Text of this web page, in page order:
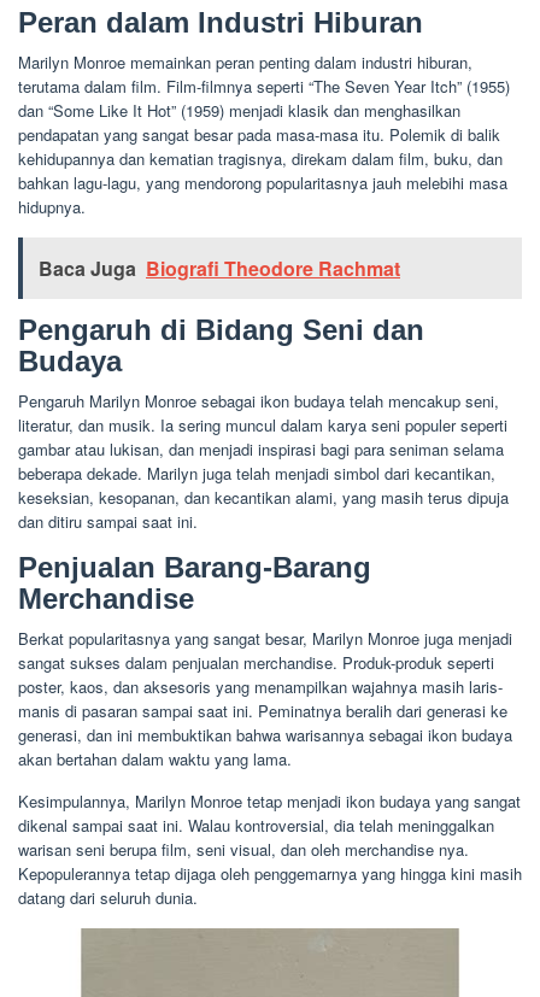
Peran dalam Industri Hiburan
Marilyn Monroe memainkan peran penting dalam industri hiburan,
terutama dalam film. Film-filmnya seperti “The Seven Year Itch” (1955)
dan “Some Like It Hot” (1959) menjadi klasik dan menghasilkan
pendapatan yang sangat besar pada masa-masa itu. Polemik di balik
kehidupannya dan kematian tragisnya, direkam dalam film, buku, dan
bahkan lagu-lagu, yang mendorong popularitasnya jauh melebihi masa
hidupnya.
Baca Juga Biografi Theodore Rachmat
Pengaruh di Bidang Seni dan
Budaya
Pengaruh Marilyn Monroe sebagai ikon budaya telah mencakup seni,
literatur, dan musik. Ia sering muncul dalam karya seni populer seperti
gambar atau lukisan, dan menjadi inspirasi bagi para seniman selama
beberapa dekade. Marilyn juga telah menjadi simbol dari kecantikan,
keseksian, kesopanan, dan kecantikan alami, yang masih terus dipuja
dan ditiru sampai saat ini.
Penjualan Barang-Barang
Merchandise
Berkat popularitasnya yang sangat besar, Marilyn Monroe juga menjadi
sangat sukses dalam penjualan merchandise. Produk-produk seperti
poster, kaos, dan aksesoris yang menampilkan wajahnya masih laris-
manis di pasaran sampai saat ini. Peminatnya beralih dari generasi ke
generasi, dan ini membuktikan bahwa warisannya sebagai ikon budaya
akan bertahan dalam waktu yang lama.
Kesimpulannya, Marilyn Monroe tetap menjadi ikon budaya yang sangat
dikenal sampai saat ini. Walau kontroversial, dia telah meninggalkan
warisan seni berupa film, seni visual, dan oleh merchandise nya.
Kepopulerannya tetap dijaga oleh penggemarnya yang hingga kini masih
datang dari seluruh dunia.